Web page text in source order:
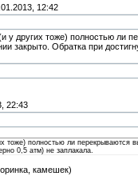
12:42
у других тоже) полностью
закрыто. Обратка при
22:43
тоже) полностью ли
0,5 атм) не заплакала.
камешек)